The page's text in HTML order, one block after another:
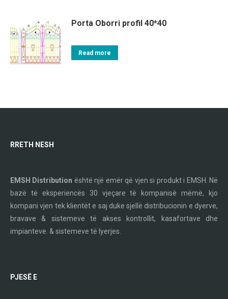
Porta Oborri profil 40*40
Read more
RRETH NESH
EMSH Distribution është një emër që vjen si produkt i EMSH. Në
bazë të eksperiencës 30 vjeçare të kompanisë mëmë, kjo
kompani vjen tek klientët e saj duke sjellë distribucionin e dyerve,
bravave & sistemeve të akses kontrollit, kasafortave dhe
impianteve. & sistemeve të lyerjes.
PJESË E